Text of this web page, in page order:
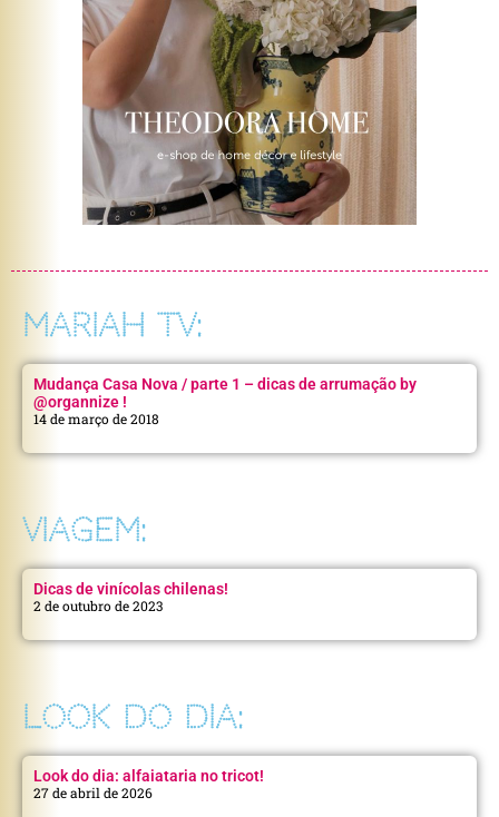
MARIAH TV:
Mudança Casa Nova / parte 1 – dicas de arrumação by
@organnize !
14 de março de 2018
VIAGEM:
Dicas de vinícolas chilenas!
2 de outubro de 2023
LOOK DO DIA:
Look do dia: alfaiataria no tricot!
27 de abril de 2026